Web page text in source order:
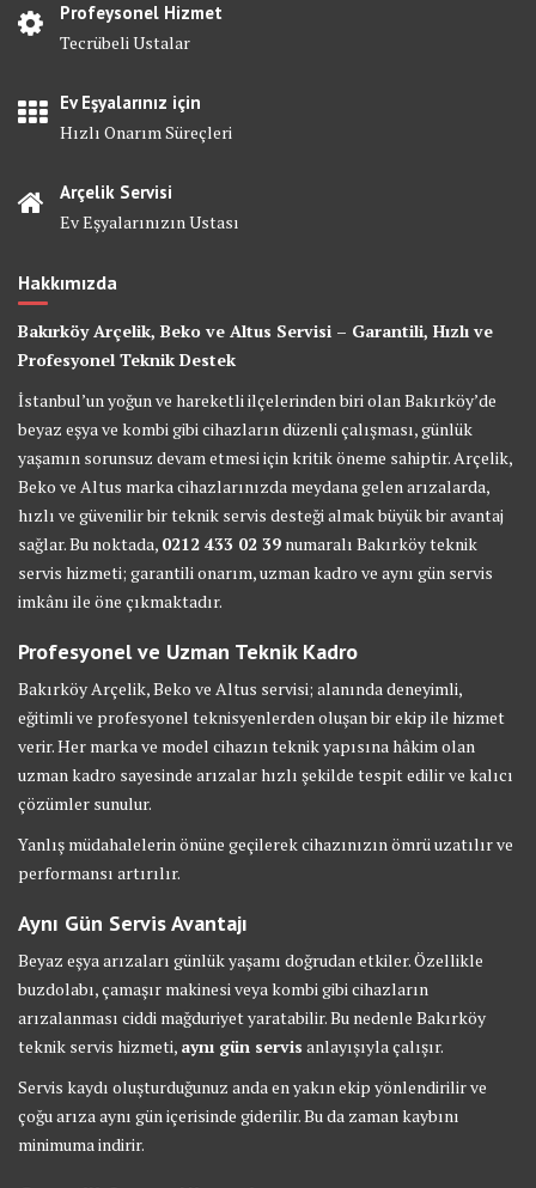
Profeysonel Hizmet
Tecrübeli Ustalar
Ev Eşyalarınız için
Hızlı Onarım Süreçleri
Arçelik Servisi
Ev Eşyalarınızın Ustası
Hakkımızda
Bakırköy Arçelik, Beko ve Altus Servisi – Garantili, Hızlı ve
Profesyonel Teknik Destek
İstanbul’un yoğun ve hareketli ilçelerinden biri olan Bakırköy’de
beyaz eşya ve kombi gibi cihazların düzenli çalışması, günlük
yaşamın sorunsuz devam etmesi için kritik öneme sahiptir. Arçelik,
Beko ve Altus marka cihazlarınızda meydana gelen arızalarda,
hızlı ve güvenilir bir teknik servis desteği almak büyük bir avantaj
sağlar. Bu noktada, 0212 433 02 39 numaralı Bakırköy teknik
servis hizmeti; garantili onarım, uzman kadro ve aynı gün servis
imkânı ile öne çıkmaktadır.
Profesyonel ve Uzman Teknik Kadro
Bakırköy Arçelik, Beko ve Altus servisi; alanında deneyimli,
eğitimli ve profesyonel teknisyenlerden oluşan bir ekip ile hizmet
verir. Her marka ve model cihazın teknik yapısına hâkim olan
uzman kadro sayesinde arızalar hızlı şekilde tespit edilir ve kalıcı
çözümler sunulur.
Yanlış müdahalelerin önüne geçilerek cihazınızın ömrü uzatılır ve
performansı artırılır.
Aynı Gün Servis Avantajı
Beyaz eşya arızaları günlük yaşamı doğrudan etkiler. Özellikle
buzdolabı, çamaşır makinesi veya kombi gibi cihazların
arızalanması ciddi mağduriyet yaratabilir. Bu nedenle Bakırköy
teknik servis hizmeti, aynı gün servis anlayışıyla çalışır.
Servis kaydı oluşturduğunuz anda en yakın ekip yönlendirilir ve
çoğu arıza aynı gün içerisinde giderilir. Bu da zaman kaybını
minimuma indirir.